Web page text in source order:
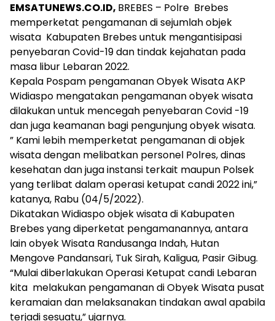
EMSATUNEWS.CO.ID, BREBES – Polre Brebes
memperketat pengamanan di sejumlah objek
wisata Kabupaten Brebes untuk mengantisipasi
penyebaran Covid-19 dan tindak kejahatan pada
masa libur Lebaran 2022.
Kepala Pospam pengamanan Obyek Wisata AKP
Widiaspo mengatakan pengamanan obyek wisata
dilakukan untuk mencegah penyebaran Covid -19
dan juga keamanan bagi pengunjung obyek wisata.
” Kami lebih memperketat pengamanan di objek
wisata dengan melibatkan personel Polres, dinas
kesehatan dan juga instansi terkait maupun Polsek
yang terlibat dalam operasi ketupat candi 2022 ini,”
katanya, Rabu (04/5/2022).
Dikatakan Widiaspo objek wisata di Kabupaten
Brebes yang diperketat pengamanannya, antara
lain obyek Wisata Randusanga Indah, Hutan
Mengove Pandansari, Tuk Sirah, Kaligua, Pasir Gibug.
“Mulai diberlakukan Operasi Ketupat candi Lebaran
kita melakukan pengamanan di Obyek Wisata pusat
keramaian dan melaksanakan tindakan awal apabila
terjadi sesuatu,” ujarnya.